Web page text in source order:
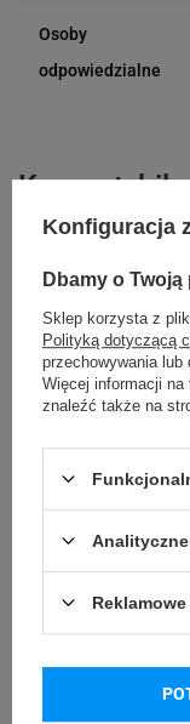
Osoby
odpowiedzialne
Brother P-touch PT-P750TDI
Brother P-touch PT-P700
Brother P-touch PT-
Brother P-touch PT-
Brother P-touch PT-D800W
Konfiguracja
Dbamy o
Sklep korzysta z
Polityką dotyczącą
przechowywania lub
Więcej informacji na
znaleźć także na